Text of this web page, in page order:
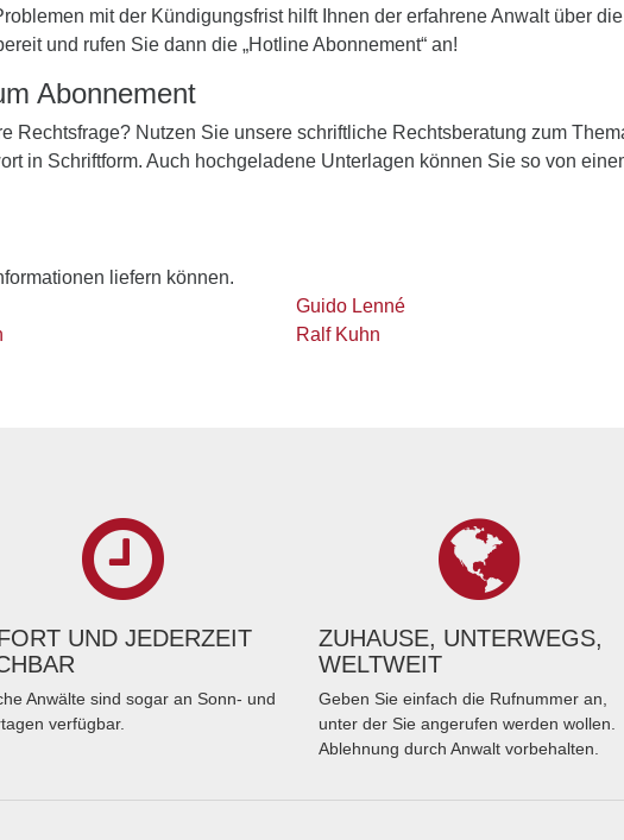
mit der Kündigungsfrist hilft Ihnen der erfahrene Anwalt über
und rufen Sie dann die „Hotline Abonnement“ an!
Abonnement
Rechtsfrage? Nutzen Sie unsere schriftliche Rechtsberatung zum
in Schriftform. Auch hochgeladene Unterlagen können Sie so von
liefern können.
Guido Lenné
Ralf Kuhn
UND JEDERZEIT
Anwälte sind sogar an Sonn- und
verfügbar.
ZUHAUSE, UNTERWEGS,
WELTWEIT
Geben Sie einfach die Rufnummer an,
unter der Sie angerufen werden wollen.
Ablehnung durch Anwalt vorbehalten.